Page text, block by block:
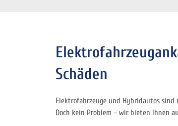
Schäden
Elektrofahrzeuge und Hybridautos
Doch kein Problem – wir bieten Ihnen